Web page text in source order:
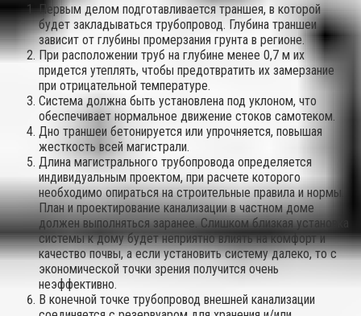
Первым делом подготавливается траншея, в которой
будет закладываться трубопровод. Глубина траншеи
зависит от глубины промерзания грунта в регионе.
При расположении труб на глубине менее 0,7 м их
придется утеплять, чтобы предотвратить их замерзание
при отрицательной температуре.
Система должна быть установлена под уклоном, что
обеспечивает нормальное движение стоков самотеком.
Дно траншеи бетонируется или упрочняется, повышая
жесткость всей магистрали.
Длина магистрального трубопровода определяется
индивидуальным проектом, при расчете которого
необходимо опираться на строительные правила и нормы.
План и проектирование канализации в частном доме
должен выполняться заранее. Слишком близкая установка
системы к дому будет неприятно влиять на комфорт и
качество почвы, а если установить систему далеко, то с
экономической точки зрения получится очень
неэффективно.
В конечной точке трубопровод внешней канализации